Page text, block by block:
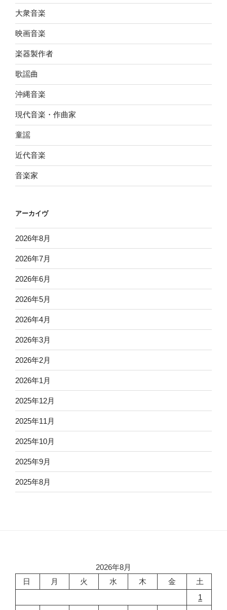
大衆音楽
映画音楽
楽器製作者
歌謡曲
沖縄音楽
現代音楽・作曲家
童謡
近代音楽
音楽家
アーカイヴ
2026年8月
2026年7月
2026年6月
2026年5月
2026年4月
2026年3月
2026年2月
2026年1月
2025年12月
2025年11月
2025年10月
2025年9月
2025年8月
2026年8月
日
月 火 水 木 金
土
1